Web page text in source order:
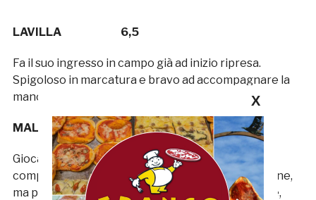
LAVILLA 6,5
Fa il suo ingresso in campo già ad inizio ripresa.
Spigoloso in marcatura e bravo ad accompagnare la
manovra quando si supera la metà campo.
MALOTTI 6
Gioca subito dei palloni interessanti in favore dei
compagni, mostrando buone doti tecniche e visione,
ma poi, sbaglia un paio di appoggi facili facili. Forse,
X